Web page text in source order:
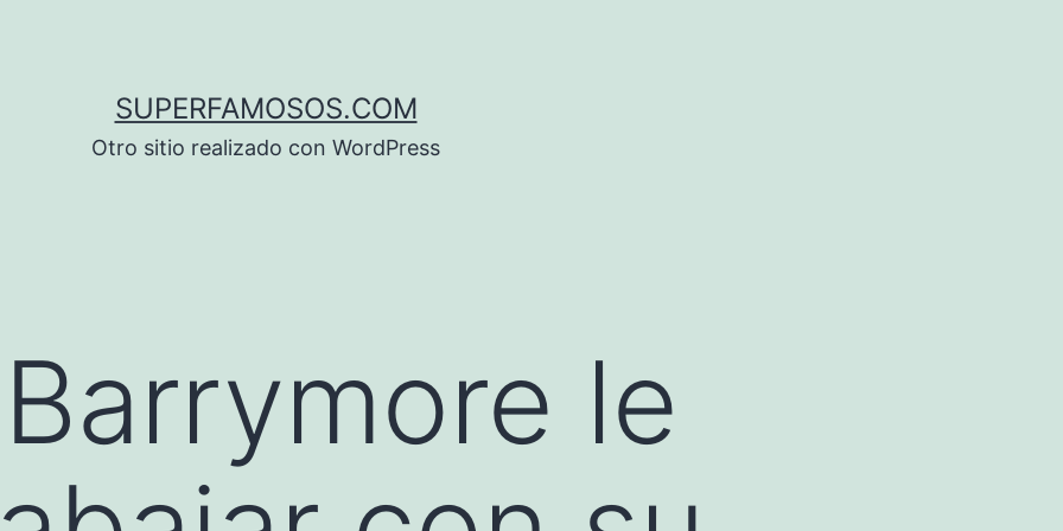
SUPERFAMOSOS.COM
Otro sitio realizado con WordPress
le